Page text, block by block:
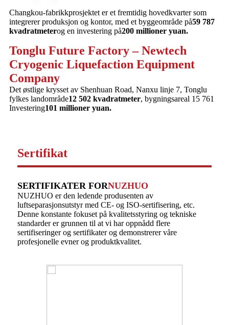
Changkou-fabrikkprosjektet er et fremtidig hovedkvarter som
integrerer produksjon og kontor, med et byggeområde på59 787
kvadratmeterog en investering på200 millioner yuan.
Tonglu Future Factory – Newtech
Cryogenic Liquefaction Equipment
Company
Det østlige krysset av Shenhuan Road, Nanxu linje 7, Tonglu
fylkes landområde12 502 kvadratmeter, bygningsareal 15 761
Investering101 millioner yuan.
Sertifikat
SERTIFIKATER FORNUZHUO
NUZHUO er den ledende produsenten av
luftseparasjonsutstyr med CE- og ISO-sertifisering, etc.
Denne konstante fokuset på kvalitetsstyring og tekniske
standarder er grunnen til at vi har oppnådd flere
sertifiseringer og sertifikater og demonstrerer våre
profesjonelle evner og produktkvalitet.